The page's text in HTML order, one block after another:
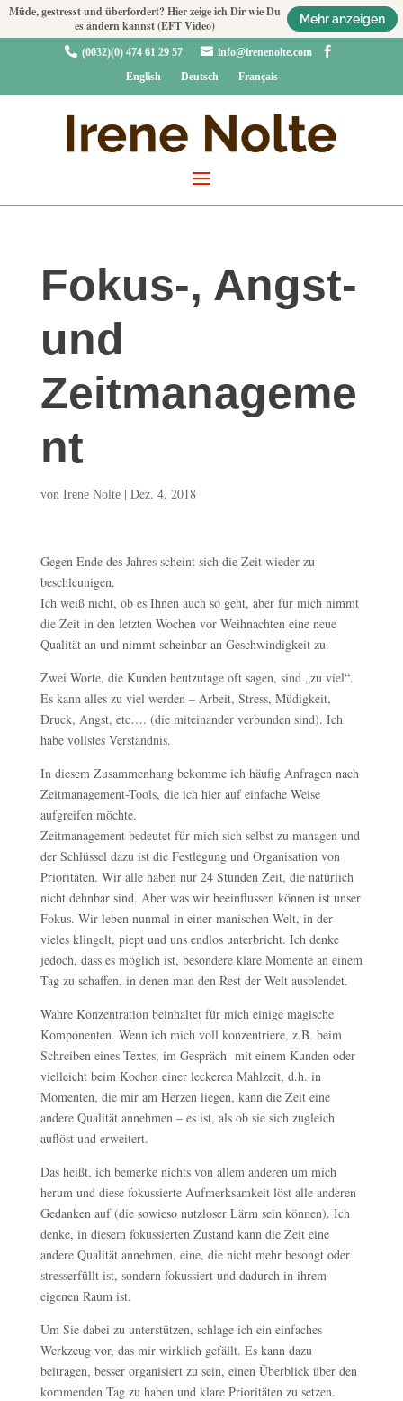
Müde, gestresst und überfordert? Hier zeige ich Dir wie Du
es ändern kannst (EFT Video)
Mehr anzeigen
 (0032)(0) 474 61 29 57  info@irenenolte.com

English
Deutsch Français
Fokus-, Angst-
und
Zeitmanageme
nt
von Irene Nolte| Dez. 4, 2018
Gegen Ende des Jahres scheint sich die Zeit wieder zu
beschleunigen.
Ich weiß nicht, ob es Ihnen auch so geht, aber für mich nimmt
die Zeit in den letzten Wochen vor Weihnachten eine neue
Qualität an und nimmt scheinbar an Geschwindigkeit zu.
Zwei Worte, die Kunden heutzutage oft sagen, sind „zu viel“.
Es kann alles zu viel werden – Arbeit, Stress, Müdigkeit,
Druck, Angst, etc…. (die miteinander verbunden sind). Ich
habe vollstes Verständnis.
In diesem Zusammenhang bekomme ich häufig Anfragen nach
Zeitmanagement-Tools, die ich hier auf einfache Weise
aufgreifen möchte.
Zeitmanagement bedeutet für mich sich selbst zu managen und
der Schlüssel dazu ist die Festlegung und Organisation von
Prioritäten. Wir alle haben nur 24 Stunden Zeit, die natürlich
nicht dehnbar sind. Aber was wir beeinflussen können ist unser
Fokus. Wir leben nunmal in einer manischen Welt, in der
vieles klingelt, piept und uns endlos unterbricht. Ich denke
jedoch, dass es möglich ist, besondere klare Momente an einem
Tag zu schaffen, in denen man den Rest der Welt ausblendet.
Wahre Konzentration beinhaltet für mich einige magische
Komponenten. Wenn ich mich voll konzentriere, z.B. beim
Schreiben eines Textes, im Gespräch mit einem Kunden oder
vielleicht beim Kochen einer leckeren Mahlzeit, d.h. in
Momenten, die mir am Herzen liegen, kann die Zeit eine
andere Qualität annehmen – es ist, als ob sie sich zugleich
auflöst und erweitert.
Das heißt, ich bemerke nichts von allem anderen um mich
herum und diese fokussierte Aufmerksamkeit löst alle anderen
Gedanken auf (die sowieso nutzloser Lärm sein können). Ich
denke, in diesem fokussierten Zustand kann die Zeit eine
andere Qualität annehmen, eine, die nicht mehr besongt oder
stresserfüllt ist, sondern fokussiert und dadurch in ihrem
eigenen Raum ist.
Um Sie dabei zu unterstützen, schlage ich ein einfaches
Werkzeug vor, das mir wirklich gefällt. Es kann dazu
beitragen, besser organisiert zu sein, einen Überblick über den
kommenden Tag zu haben und klare Prioritäten zu setzen.